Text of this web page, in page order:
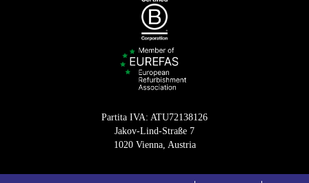
Partita IVA: ATU72138126
Jakov-Lind-Straße 7
1020 Vienna, Austria